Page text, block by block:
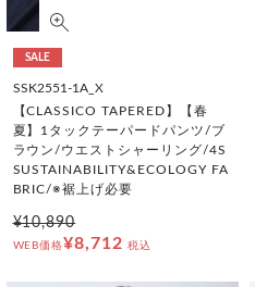
SALE
SSK2551-1A_X
【CLASSICO TAPERED】【春
夏】1タックテーパードパンツ/ブ
ラウン/ウエストシャーリング/4S
SUSTAINABILITY&ECOLOGY FA
BRIC/※裾上げ必要
¥10,890
WEB価格¥8,712 税込